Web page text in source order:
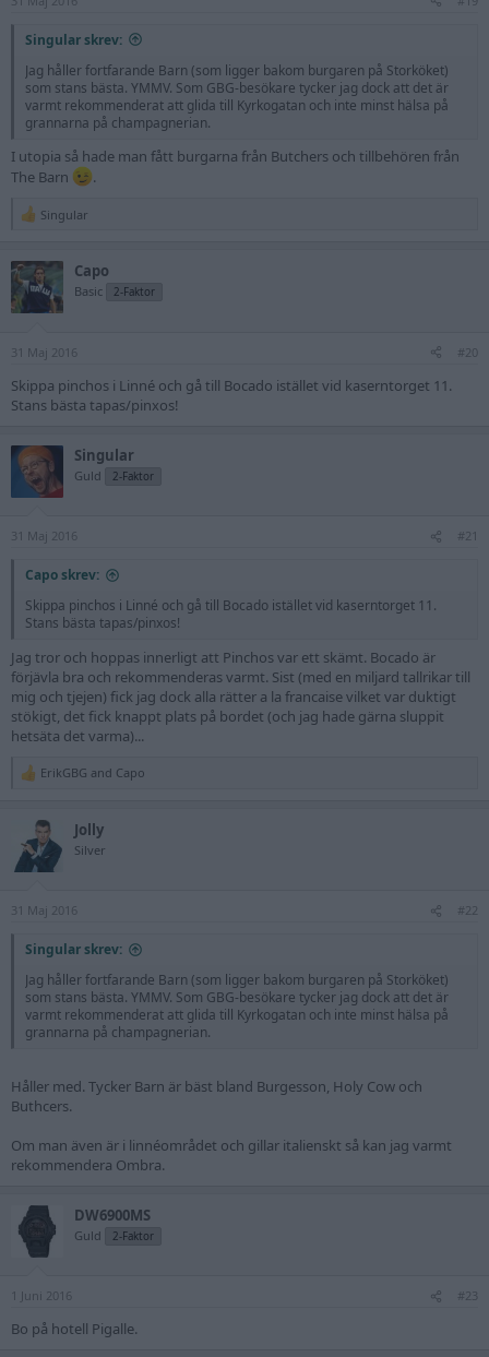
Singular skrev:
Jag håller fortfarande Barn (som ligger bakom burgaren på Storköket)
som stans bästa. YMMV. Som GBG-besökare tycker jag dock att det är
varmt rekommenderat att glida till Kyrkogatan och inte minst hälsa på
grannarna på champagnerian.
I utopia så hade man fått burgarna från Butchers och tillbehören från
The Barn
.
R
c
t
s
Singular
Capo
Basic 2-Faktor
31 Maj 2016 #20
Skippa pinchos i Linné och gå till Bocado istället vid kaserntorget 11.
Stans bästa tapas/pinxos!
Singular
Guld 2-Faktor
31 Maj 2016 #21
Capo skrev:
Skippa pinchos i Linné och gå till Bocado istället vid kaserntorget 11.
Stans bästa tapas/pinxos!
Jag tror och hoppas innerligt att Pinchos var ett skämt. Bocado är
förjävla bra och rekommenderas varmt. Sist (med en miljard tallrikar till
mig och tjejen) fick jag dock alla rätter a la francaise vilket var duktigt
stökigt, det fick knappt plats på bordet (och jag hade gärna sluppit
hetsäta det varma)...
R
t
i
o
s
ErikGBG and Capo
Jolly
Silver
31 Maj 2016 #22
Singular skrev:
Jag håller fortfarande Barn (som ligger bakom burgaren på Storköket)
som stans bästa. YMMV. Som GBG-besökare tycker jag dock att det är
varmt rekommenderat att glida till Kyrkogatan och inte minst hälsa på
grannarna på champagnerian.
Håller med. Tycker Barn är bäst bland Burgesson, Holy Cow och
Buthcers.
Om man även är i linnéområdet och gillar italienskt så kan jag varmt
rekommendera Ombra.
DW6900MS
Guld 2-Faktor
1 Juni 2016 #23
Bo på hotell Pigalle.